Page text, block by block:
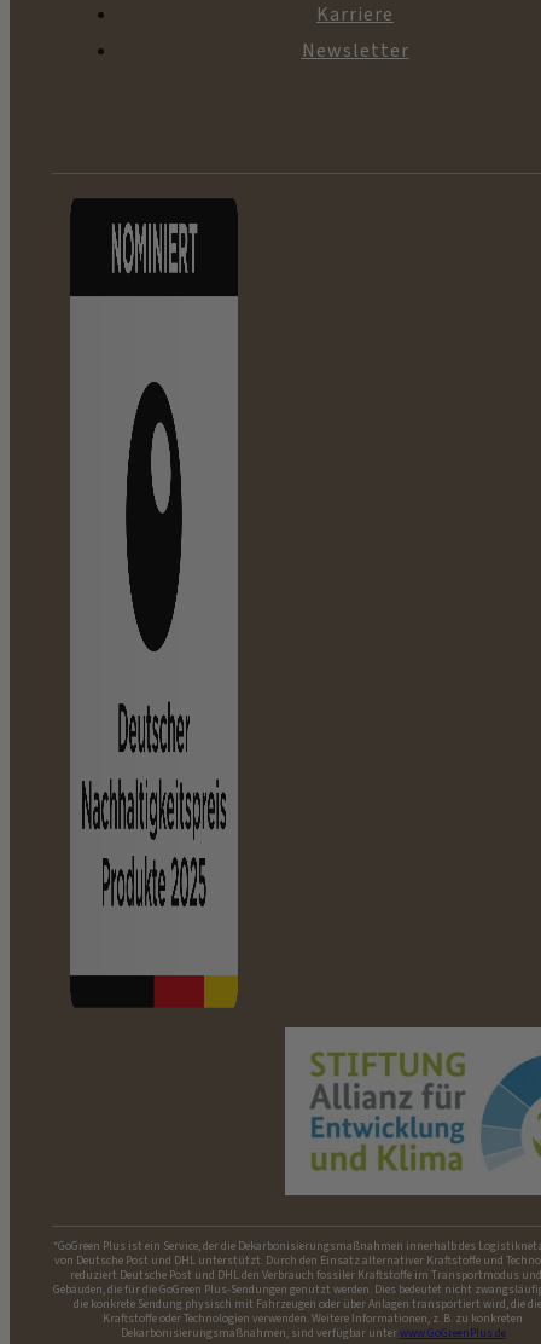
Karriere
Newsletter
*GoGreen Plus ist ein Service, der die Dekarbonisierungsmaßnahmen innerhalb des
von Deutsche Post und DHL unterstützt. Durch den Einsatz alternativer Kraftstoffe und
reduziert Deutsche Post und DHL den Verbrauch fossiler Kraftstoffe im Transportmodus
Gebäuden, die für die GoGreen Plus-Sendungen genutzt werden. Dies bedeutet nicht
die konkrete Sendung physisch mit Fahrzeugen oder über Anlagen transportiert wird, die
Kraftstoffe oder Technologien verwenden. Weitere Informationen, z. B. zu konkreten
Dekarbonisierungsmaßnahmen, sind verfügbar unterwww.GoGreenPlus.de